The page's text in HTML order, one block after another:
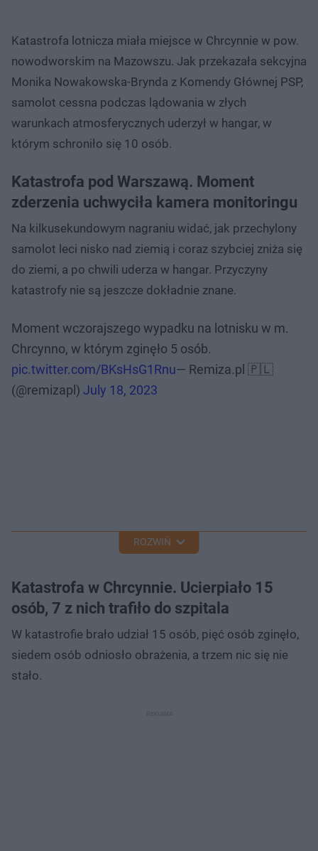
Katastrofa lotnicza miała miejsce w Chrcynnie w pow.
nowodworskim na Mazowszu. Jak przekazała sekcyjna
Monika Nowakowska-Brynda z Komendy Głównej PSP,
samolot cessna podczas lądowania w złych
warunkach atmosferycznych uderzył w hangar, w
którym schroniło się 10 osób.
Katastrofa pod Warszawą. Moment
zderzenia uchwyciła kamera monitoringu
Na kilkusekundowym nagraniu widać, jak przechylony
samolot leci nisko nad ziemią i coraz szybciej zniża się
do ziemi, a po chwili uderza w hangar. Przyczyny
katastrofy nie są jeszcze dokładnie znane.
Moment wczorajszego wypadku na lotnisku w m.
Chrcynno, w którym zginęło 5 osób.
pic.twitter.com/BKsHsG1Rnu— Remiza.pl 🇵🇱
(@remizapl) July 18, 2023
ROZWIŃ
Katastrofa w Chrcynnie. Ucierpiało 15
osób, 7 z nich trafiło do szpitala
W katastrofie brało udział 15 osób, pięć osób zginęło,
siedem osób odniosło obrażenia, a trzem nic się nie
stało.